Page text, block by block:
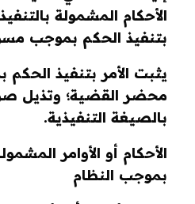
الأحكام المشمولة
بتنفيذ الحكم بموجب
يثبت الأمر بتنفيذ
محضر القضية؛ وتذيل
بالصيغة التنفيذية.
الأحكام أو الأوامر
بموجب النظام